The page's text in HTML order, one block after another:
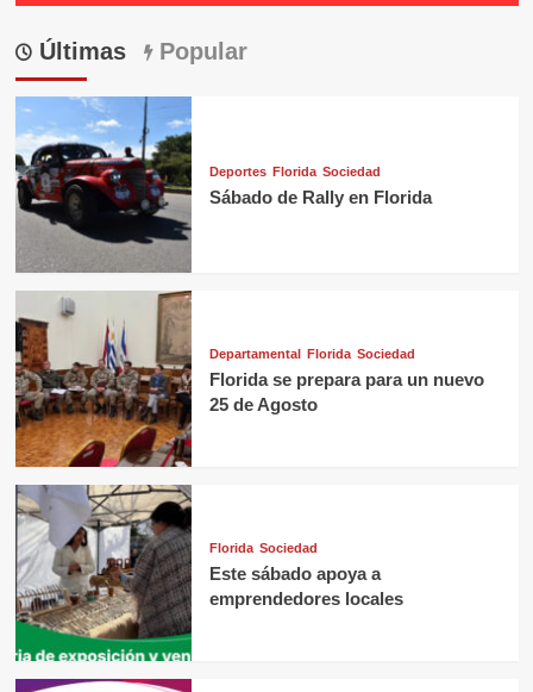
Últimas Popular
Deportes Florida Sociedad
Sábado de Rally en Florida
Departamental Florida Sociedad
Florida se prepara para un nuevo
25 de Agosto
Florida Sociedad
Este sábado apoya a
emprendedores locales